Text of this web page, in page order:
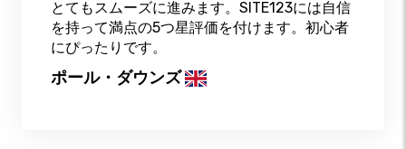
とてもスムーズに進みます。SITE123には自信
を持って満点の5つ星評価を付けます。初心者
にぴったりです。
ポール・ダウンズ